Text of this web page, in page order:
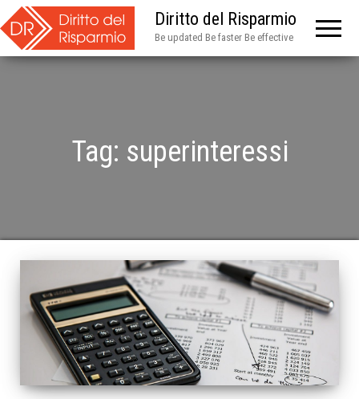
Diritto del Risparmio
Be updated Be faster Be effective
Tag: superinteressi